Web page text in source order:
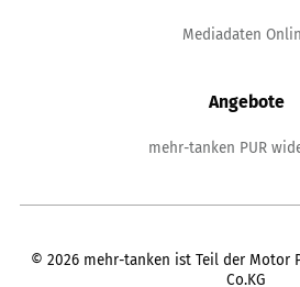
Mediadaten
Angebote
mehr-tanken PUR
© 2026 mehr-tanken ist Teil der Motor
Co.KG